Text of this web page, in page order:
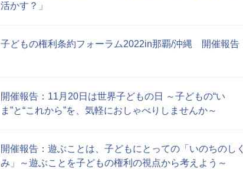
活かす？」
子どもの権利条約フォーラム2022in那覇/沖縄 開催報告
開催報告：11月20日は世界子どもの日 ～子どもの“い
ま”と“これから”を、気軽におしゃべりしませんか～
開催報告：遊ぶことは、子どもにとっての「いのちのしく
み」～遊ぶことを子どもの権利の視点から考えよう～